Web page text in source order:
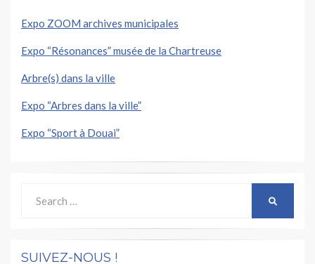
Expo ZOOM archives municipales
Expo “Résonances” musée de la Chartreuse
Arbre(s) dans la ville
Expo “Arbres dans la ville”
Expo “Sport à Douai”
for:
SUIVEZ-NOUS !